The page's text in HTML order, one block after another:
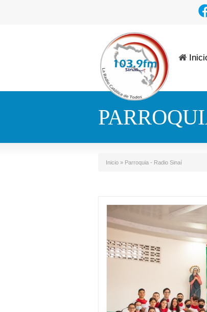
Inicio » Parroquia - Radio Sinaí